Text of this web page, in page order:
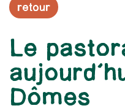
retour
Le
Dômes